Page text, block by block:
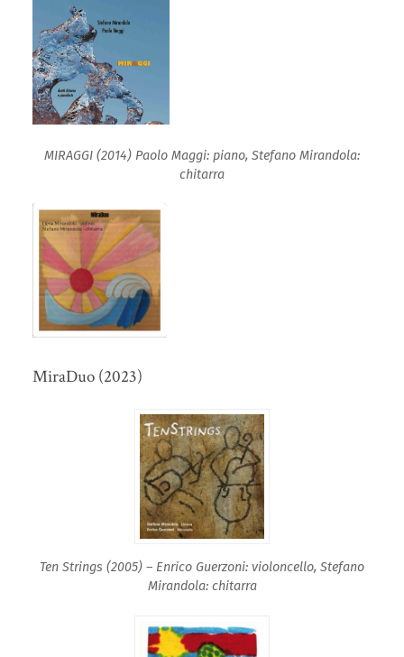
MIRAGGI (2014) Paolo Maggi: piano, Stefano Mirandola:
chitarra
MiraDuo (2023)
Ten Strings (2005) – Enrico Guerzoni: violoncello, Stefano
Mirandola: chitarra